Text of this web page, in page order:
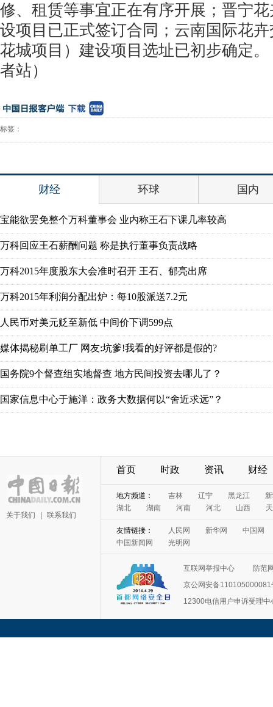
修、租赁等事宜正在有序开展；晋宁
设项目已正式签订合同；云南国际花
花城项目）建设项目选址已初步确定
者站）
标签：
财经 环球 国内
宝能欲罢免整个万科董事会 业内称王石下课几率较高
万科回应王石薪酬问题 称是执行董事负责战略
万科2015年度股东大会准时召开 王石、郁亮出席
万科2015年利润分配出炉：每10股派送7.2元
人民币对美元贬至新低 中间价下调599点
媒体揭秘刷单工厂 网友:坑爹!我看的好评都是假的?
国务院9个督查组实地督查 地方民间投资去哪儿了？
国家信息中心于施洋：政务大数据何以“舍近求远”？
关于我们 联系我们
首页 时政 资讯 财经
地方频道： 吉林 辽宁 黑龙江
湖北
湖南 河南 河北 山西
友情链接： 人民网 新华网
中国网
中国新闻网
光明网
互联网举报中心
防范
京公网安备110105000081
12300电信用户申诉受理中